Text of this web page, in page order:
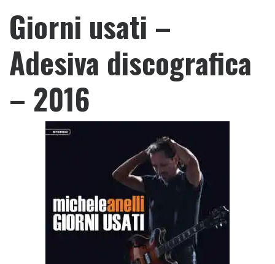
Giorni usati –
Adesiva discografica
– 2016